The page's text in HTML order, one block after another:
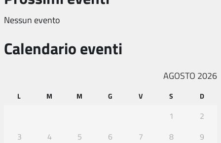
Nessun evento
Calendario eventi
AGOSTO 2026
L M M G V S D
1
2
3
4 5 6 7 8
9